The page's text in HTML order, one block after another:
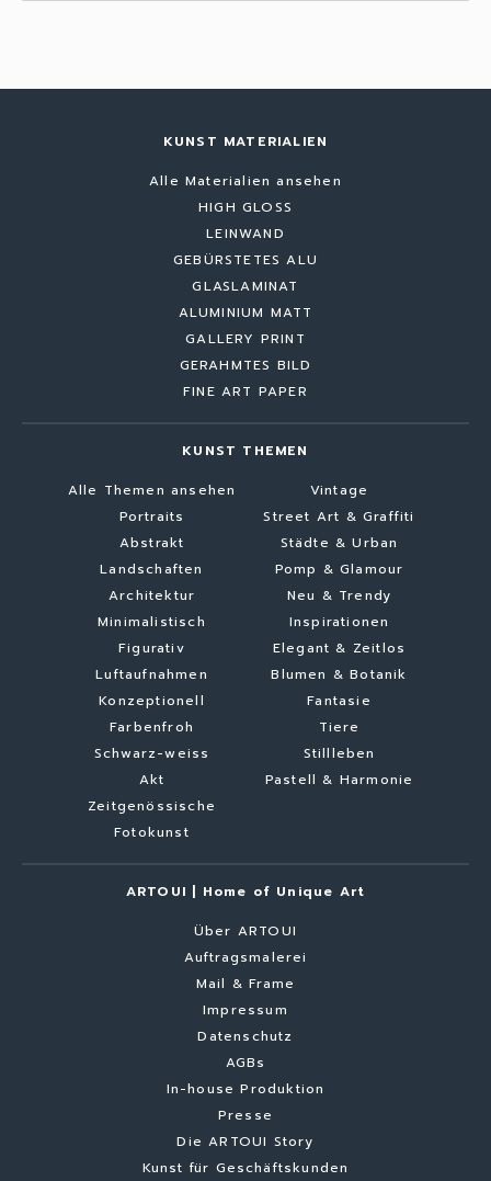
KUNST MATERIALIEN
Alle Materialien ansehen
HIGH GLOSS
LEINWAND
GEBÜRSTETES ALU
GLASLAMINAT
ALUMINIUM MATT
GALLERY PRINT
GERAHMTES BILD
FINE ART PAPER
KUNST THEMEN
Alle Themen ansehen
Portraits
Abstrakt
Landschaften
Architektur
Minimalistisch
Figurativ
Luftaufnahmen
Konzeptionell
Farbenfroh
Schwarz-weiss
Akt
Zeitgenössische
Fotokunst
Vintage
Street Art & Graffiti
Städte & Urban
Pomp & Glamour
Neu & Trendy
Inspirationen
Elegant & Zeitlos
Blumen & Botanik
Fantasie
Tiere
Stillleben
Pastell & Harmonie
ARTOUI | Home of Unique Art
Über ARTOUI
Auftragsmalerei
Mail & Frame
Impressum
Datenschutz
AGBs
In-house Produktion
Presse
Die ARTOUI Story
Kunst für Geschäftskunden